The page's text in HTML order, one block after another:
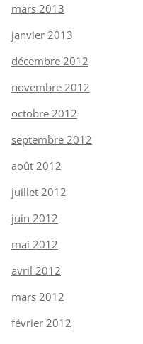
mars 2013
janvier 2013
décembre 2012
novembre 2012
octobre 2012
septembre 2012
août 2012
juillet 2012
juin 2012
mai 2012
avril 2012
mars 2012
février 2012